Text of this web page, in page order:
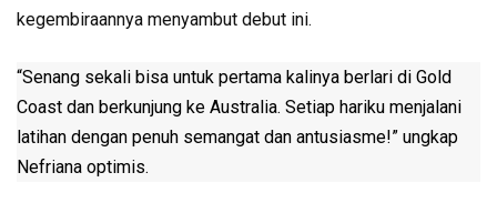
kegembiraannya menyambut debut ini.
“Senang sekali bisa untuk pertama kalinya berlari di Gold
Coast dan berkunjung ke Australia. Setiap hariku menjalani
latihan dengan penuh semangat dan antusiasme!” ungkap
Nefriana optimis.